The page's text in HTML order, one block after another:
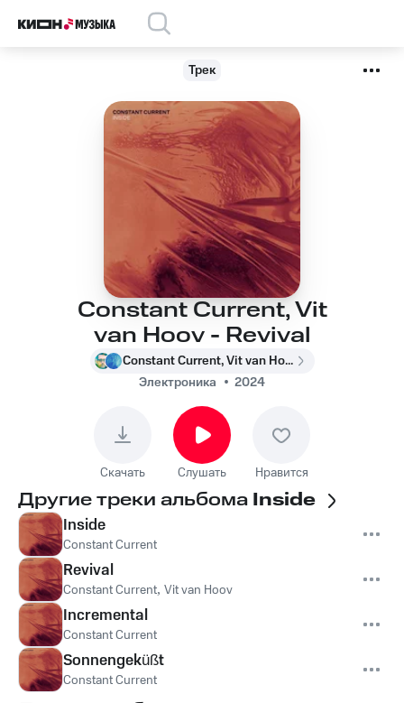
Трек
Constant Current, Vit
van Hoov - Revival
Constant Current, Vit van Hoov
Электроника
2024
Скачать Слушать Нравится
Другие треки альбома Inside
Inside
Constant Current
Revival
Constant Current, Vit van Hoov
Incremental
Constant Current
Sonnengeküßt
Constant Current